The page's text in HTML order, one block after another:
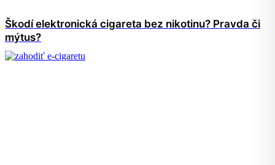
Škodí elektronická cigareta bez nikotinu? Pravda či
mýtus?